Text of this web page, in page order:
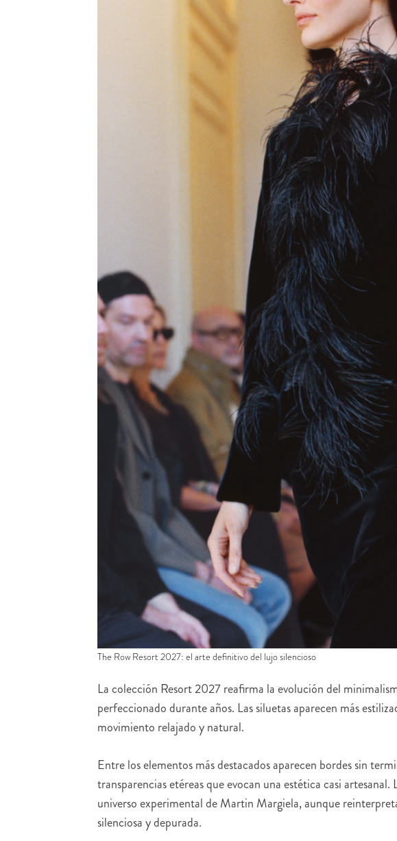
The Row Resort 2027: el arte definitivo del lujo silencioso
La colección Resort 2027 reafirma la evolución del
perfeccionado durante años. Las siluetas aparecen más
movimiento relajado y natural.
Entre los elementos más destacados aparecen bordes sin
transparencias etéreas que evocan una estética casi
universo experimental de Martin Margiela, aunque
silenciosa y depurada.